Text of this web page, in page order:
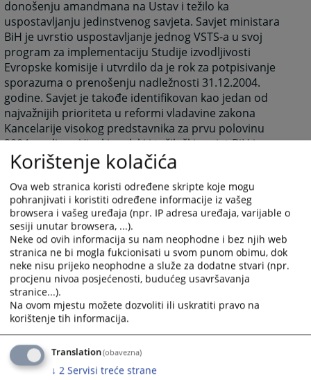
donošenju amandmana na Ustav i težilo ka
uspostavljanju jedinstvenog savjeta. Savjet ministara
BiH je uvrstio uspostavljanje jednog VSTS-a u svoj
program za implementaciju Studije izvodljivosti
Evropske komisije i utvrdilo da je rok za potpisivanje
sporazuma o prenošenju nadležnosti 31.12.2004.
godine. Savjet je takođe identifikovan kao jedan od
najvažnijih prioriteta u reformi vladavine zakona
Kancelarije visokog predstavnika za prvu polovinu
2004. godine. Visoki sudski i tužilački savjet BiH je
osnovan 1. juna 2004. godine, Zakonom koji je
Parlamentarna skupština Bosne i Hercegovine usvojila
u maju 2004. godine. Tome je prethodio Sporazum o
prenošenju odgovornosti Federacije BiH i Republike
Srpske iz marta iste godine. Uspostava VSTS-a BiH bio
je jedan od prvih ispunjenih uslova ka započinjanju
pregovora o zaključivanju Sporazuma o stabilizaciji i
pridruživanju između Evropske unije i Bosne i
Hercegovine, a zadatak Savjeta je da podržava
bosansko-hercegovačko pravosuđe na njegovom putu
ka Evropskoj uniji i njenim standardima.
Danas je VSTS BiH samostalna, nezavisna i
funkcionalna institucija čija je ključna zadaća
obezbijediti efikasno, nepristrano i profesionalno
pravosuđe u Bosni i Hercegovini.
Korištenje kolačića
Ova web stranica koristi određene skripte koje mogu
pohranjivati i koristiti određene informacije iz vašeg
browsera i vašeg uređaja (npr. IP adresa uređaja, varijable o
sesiji unutar browsera, ...).
Neke od ovih informacija su nam neophodne i bez njih web
stranica ne bi mogla fukcionisati u svom punom obimu, dok
neke nisu prijeko neophodne a služe za dodatne stvari (npr.
procjenu nivoa posjećenosti, budućeg usavršavanja
stranice...).
Na ovom mjestu možete dozvoliti ili uskratiti pravo na
korištenje tih informacija.
Translation(obavezna)
↓ 2 Servisi treće strane